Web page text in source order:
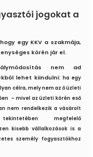
jogokat a
egy KKV a szakmája,
körén jár el.
nem ad
lehet kiindulni: ha egy
célra, mely nem az ő üzleti
– mivel az üzleti körén eső
nem rendelkezik a vásárolt
megfelelő
kisebb vállalkozások is a
személy fogyasztókhoz